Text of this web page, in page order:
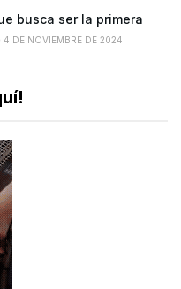
busca ser la primera
4 DE NOVIEMBRE DE 2024